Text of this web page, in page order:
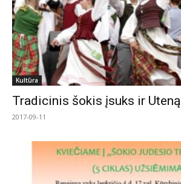
Kultūra
Tradicinis šokis įsuks ir Uteną
2017-09-11